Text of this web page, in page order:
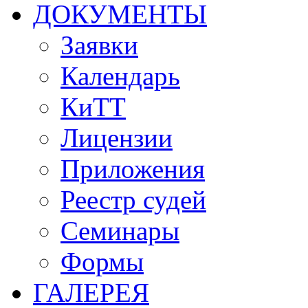
ДОКУМЕНТЫ
Заявки
Календарь
КиТТ
Лицензии
Приложения
Реестр судей
Семинары
Формы
ГАЛЕРЕЯ